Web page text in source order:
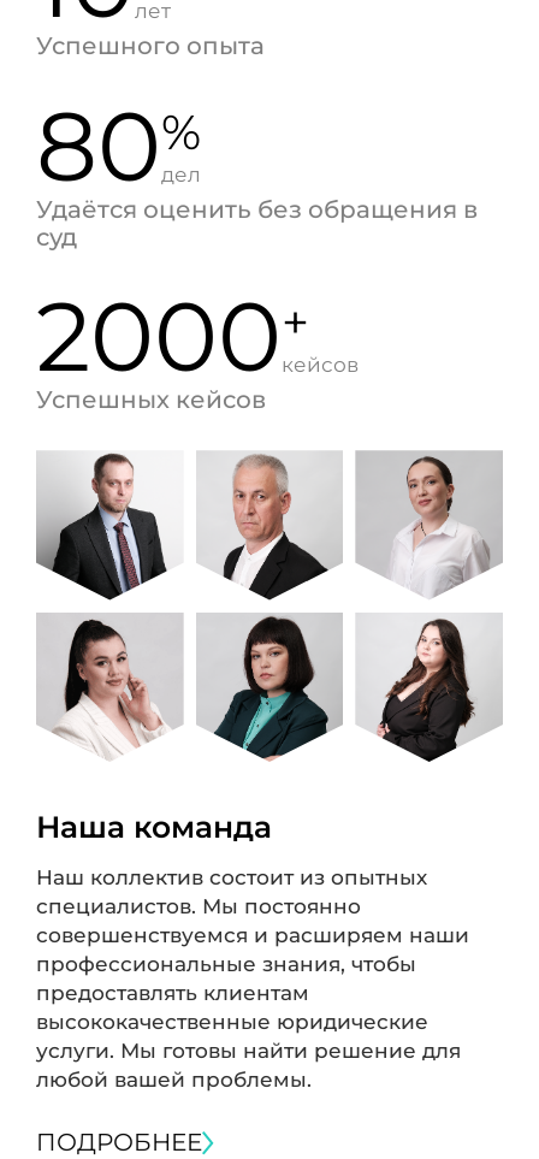
лет
Успешного опыта
80%
дел
Удаётся оценить без обращения в
суд
2000+
кейсов
Успешных кейсов
Наша команда
Наш коллектив состоит из опытных
специалистов. Мы постоянно
совершенствуемся и расширяем наши
профессиональные знания, чтобы
предоставлять клиентам
высококачественные юридические
услуги. Мы готовы найти решение для
любой вашей проблемы.
ПОДРОБНЕЕ